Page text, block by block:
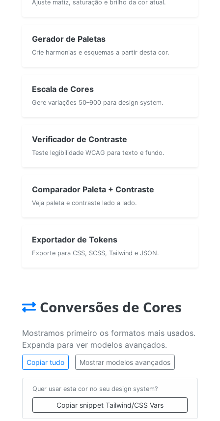
Ajuste matiz, saturação e brilho da cor atual.
Gerador de Paletas
Crie harmonias e esquemas a partir desta cor.
Escala de Cores
Gere variações 50–900 para design system.
Verificador de Contraste
Teste legibilidade WCAG para texto e fundo.
Comparador Paleta + Contraste
Veja paleta e contraste lado a lado.
Exportador de Tokens
Exporte para CSS, SCSS, Tailwind e JSON.
Conversões de Cores
Mostramos primeiro os formatos mais usados.
Expanda para ver modelos avançados.
Copiar tudo Mostrar modelos avançados
Quer usar esta cor no seu design system?
Copiar snippet Tailwind/CSS Vars